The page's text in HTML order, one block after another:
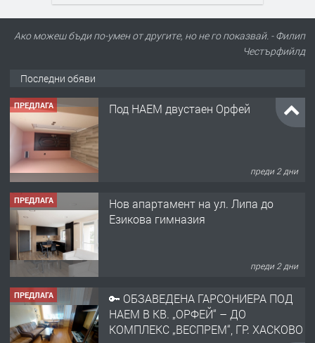
Ако можеш бъди по-умен от другите, но не го показвай. - Филип
Честърфийлд
Последни обяви
ПРЕДЛАГА Под НАЕМ двустаен Орфей
преди 2 дни
ПРЕДЛАГА
Нов апартамент на ул. Липа до
Езикова гимназия
преди 2 дни
ПРЕДЛАГА
🔑 ОБЗАВЕДЕНА ГАРСОНИЕРА ПОД
НАЕМ В КВ. „ОРФЕЙ“ – ДО
КОМПЛЕКС „ВЕСПРЕМ“, ГР. ХАСКОВО